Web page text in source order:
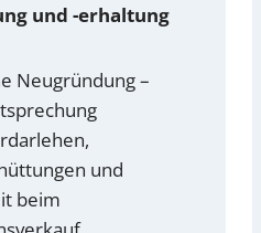
und -erhaltung
Neugründung –
und
beim